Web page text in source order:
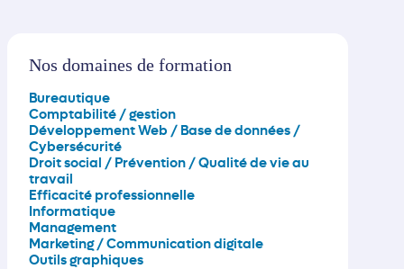
extraire
des
données
en
SQL
Nos domaines de formation
Bureautique
Comptabilité / gestion
Développement Web / Base de données /
Cybersécurité
Droit social / Prévention / Qualité de vie au
travail
Efficacité professionnelle
Informatique
Management
Marketing / Communication digitale
Outils graphiques